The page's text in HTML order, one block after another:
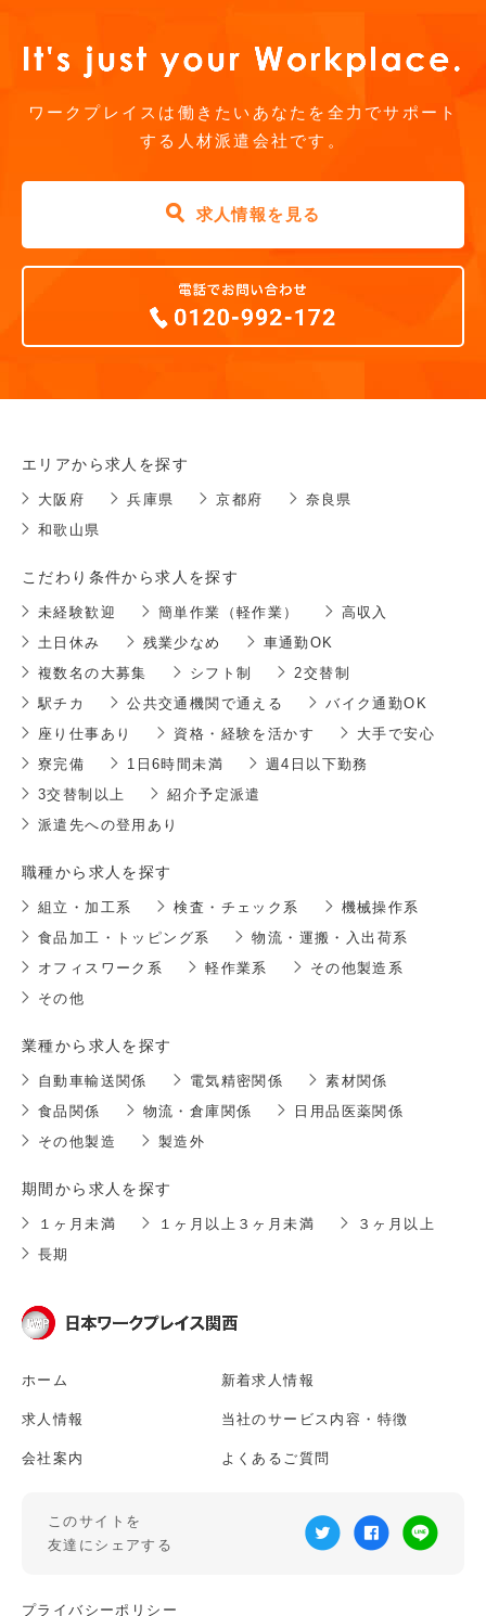
ワークプレイスは働きたいあなたを全力でサポート
する人材派遣会社です。
求人情報を見る
ホーム 新着求人情報
求人情報 当社のサービス内容・特徴
会社案内 よくあるご質問
このサイトを
友達にシェアする
プライバシーポリシー
エリアから求人を探す
大阪府 兵庫県 京都府
奈良県
和歌山県
こだわり条件から求人を探す
未経験歓迎 簡単作業（軽作業）
高収入
土日休み
残業少なめ
車通勤OK
複数名の大募集
シフト制
2交替制
駅チカ
公共交通機関で通える
バイク通勤OK
座り仕事あり
資格・経験を活かす
大手で安心
寮完備
1日6時間未満
週4日以下勤務
3交替制以上
紹介予定派遣
派遣先への登用あり
職種から求人を探す
組立・加工系 検査・チェック系
機械操作系
食品加工・トッピング系
物流・運搬・入出荷系
オフィスワーク系
軽作業系
その他製造系
その他
業種から求人を探す
自動車輸送関係 電気精密関係
素材関係
食品関係
物流・倉庫関係
日用品医薬関係
その他製造
製造外
期間から求人を探す
１ヶ月未満 １ヶ月以上３ヶ月未満
３ヶ月以上
長期